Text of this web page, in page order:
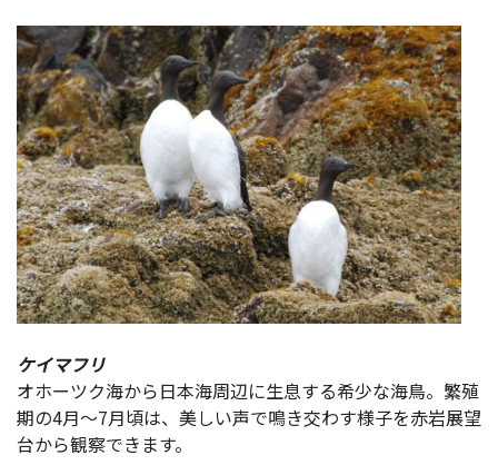
ケイマフリ
オホーツク海から日本海周辺に生息する希少な海鳥。繁殖
期の4月〜7月頃は、美しい声で鳴き交わす様子を赤岩展望
台から観察できます。